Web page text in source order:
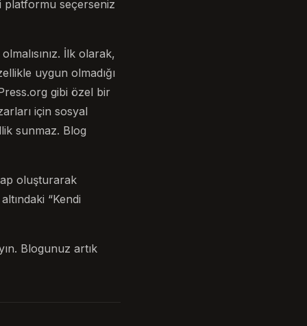
platformu seçerseniz
İlk olarak,
uygun olmadığı
gibi özel bir
için sosyal
sunmaz. Blog
oluşturarak
“Kendi
Blogunuz artık